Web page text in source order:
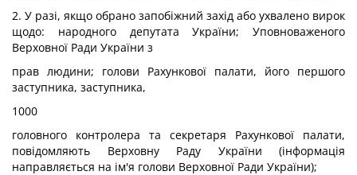
2. У разі, якщо обрано запобіжний захід або ухвалено вирок
щодо: народного депутата України; Уповноваженого
Верховної Ради України з
прав людини; голови Рахункової палати, його першого
заступника, заступника,
1000
головного контролера та секретаря Рахункової палати,
повідомляють Верховну Раду України (інформація
направляється на ім'я голови Верховної Ради України);